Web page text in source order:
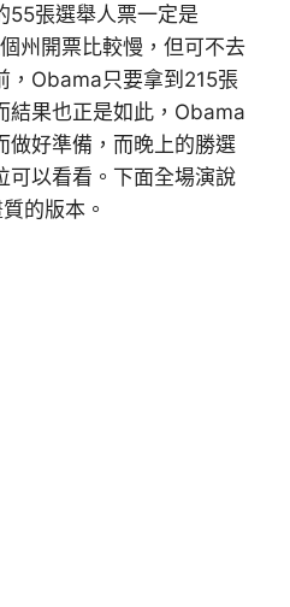
55張選舉人票一定是
州開票比較慢，但可不去
，Obama只要拿到215張
結果也正是如此，Obama
做好準備，而晚上的勝選
可以看看。下面全場演說
的版本。